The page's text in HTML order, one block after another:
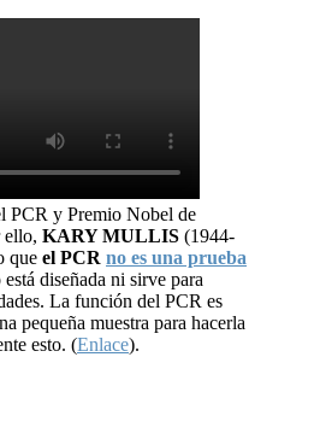
PCR y Premio Nobel de
ello, KARY MULLIS (1944-
que el PCR no es una prueba
diseñada ni sirve para
La función del PCR es
pequeña muestra para hacerla
esto. (Enlace).